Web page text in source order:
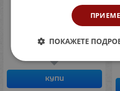
Бетоновоз 66.5см
26.08 € / 51.01 лв.
КУПИ
ПОКАЖЕТЕ